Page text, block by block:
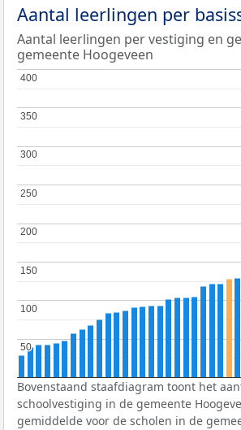
Aantal leerlingen per
Aantal leerlingen per vestiging en
gemeente Hoogeveen
50
50
100
100
150
150
200
200
250
250
300
300
350
350
400
400
Bovenstaand staafdiagram toont het
schoolvestiging in de gemeente
gemiddelde voor de scholen in de